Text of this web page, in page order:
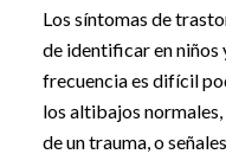
Los síntomas de
de identificar en niños
frecuencia es difícil
los altibajos
de un trauma, o